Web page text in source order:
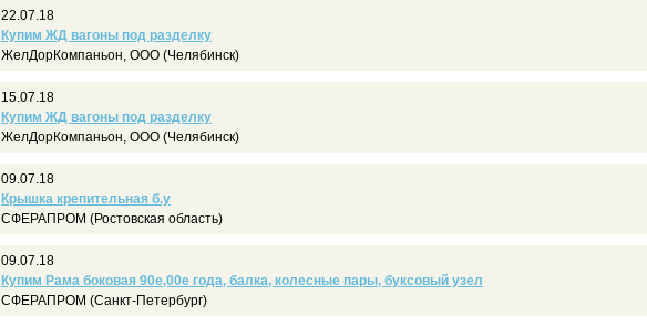
22.07.18
Купим ЖД вагоны под разделку
ЖелДорКомпаньон, ООО (Челябинск)
15.07.18
Купим ЖД вагоны под разделку
ЖелДорКомпаньон, ООО (Челябинск)
09.07.18
Крышка крепительная б.у
СФЕРАПРОМ (Ростовская область)
09.07.18
Купим Рама боковая 90е,00е года, балка, колесные пары, буксовый узел
СФЕРАПРОМ (Санкт-Петербург)